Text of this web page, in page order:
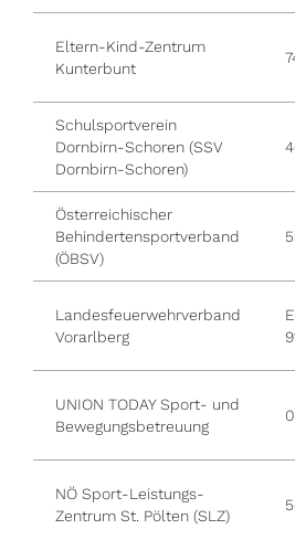
Eltern-Kind-Zentrum
Kunterbunt
Schulsportverein
Dornbirn-Schoren (SSV
Dornbirn-Schoren)
Österreichischer
Behindertensportverband
(ÖBSV)
Landesfeuerwehrverband
Vorarlberg
UNION TODAY Sport- und
Bewegungsbetreuung
NÖ Sport-Leistungs-
Zentrum St. Pölten (SLZ)